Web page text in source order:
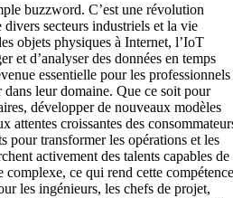
buzzword. C’est une révolution
secteurs industriels et la vie
objets physiques à Internet, l’IoT
et d’analyser des données en temps
essentielle pour les professionnels
dans leur domaine. Que ce soit pour
développer de nouveaux modèles
attentes croissantes des
pour transformer les opérations et les
activement des talents capables de
complexe, ce qui rend cette compétence
les ingénieurs, les chefs de projet,